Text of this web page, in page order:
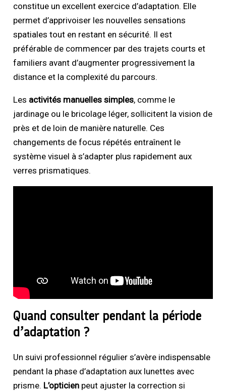
constitue un excellent exercice d’adaptation. Elle
permet d’apprivoiser les nouvelles sensations
spatiales tout en restant en sécurité. Il est
préférable de commencer par des trajets courts et
familiers avant d’augmenter progressivement la
distance et la complexité du parcours.
Les activités manuelles simples, comme le
jardinage ou le bricolage léger, sollicitent la vision de
près et de loin de manière naturelle. Ces
changements de focus répétés entraînent le
système visuel à s’adapter plus rapidement aux
verres prismatiques.
Quand consulter pendant la période
d’adaptation ?
Un suivi professionnel régulier s’avère indispensable
pendant la phase d’adaptation aux lunettes avec
prisme. L’opticien peut ajuster la correction si